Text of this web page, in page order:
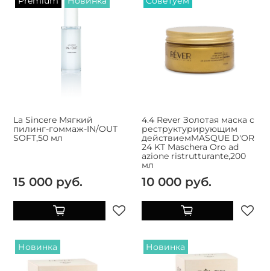
La Sincere Мягкий
пилинг-гоммаж-IN/OUT
SOFT,50 мл
15 000 руб.
4.4 Rever Золотая маска с
реструктурирующим
действиемMASQUE D'OR
24 KT Maschera Oro ad
azione ristrutturante,200
мл
10 000 руб.
Новинка Новинка